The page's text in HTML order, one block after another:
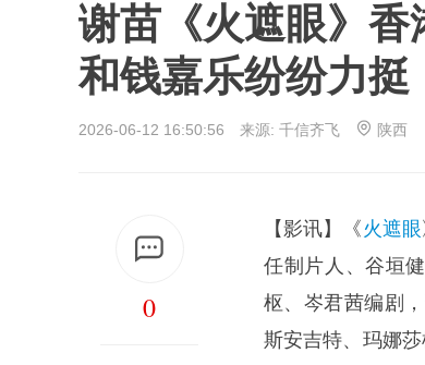
谢苗《火遮眼》
和钱嘉乐纷纷力挺
2026-06-12 16:50:56 来源: 千信齐飞 陕西
0
【影讯】《 火遮眼
任制片人、谷垣
枢、岑君茜编剧，
斯安吉特、玛娜